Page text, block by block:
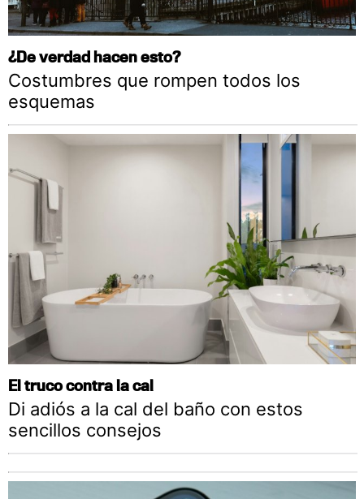
¿De verdad hacen esto?
Costumbres que rompen todos los
esquemas
El truco contra la cal
Di adiós a la cal del baño con estos
sencillos consejos